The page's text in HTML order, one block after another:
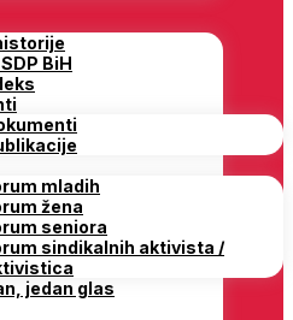
BiH
mladih
žena
seniora
sindikalnih aktivista /
jedan glas